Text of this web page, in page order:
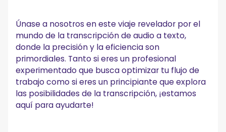
transcripción humana
Todas las formas en que puede transcribir audio a
texto: tabla comparativa
Los 10 principales casos de uso de la transcripción de
audio a texto
¡Experimente la facilidad de transcribir archivos de
audio a texto con MeetGeek!
Únase a nosotros en este viaje revelador por el
mundo de la transcripción de audio a texto,
donde la precisión y la eficiencia son
primordiales. Tanto si eres un profesional
experimentado que busca optimizar tu flujo de
trabajo como si eres un principiante que explora
las posibilidades de la transcripción, ¡estamos
aquí para ayudarte!